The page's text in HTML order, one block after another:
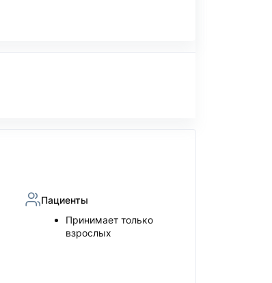
Пациенты
Принимает только
взрослых